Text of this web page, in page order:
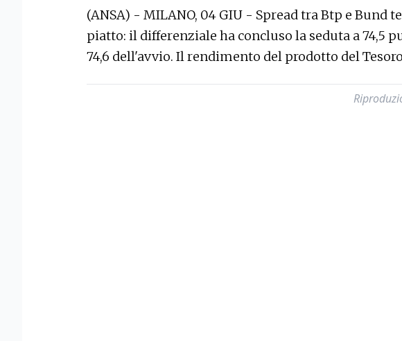
(ANSA) - MILANO, 04 GIU - Spread tra Btp e Bund
piatto: il differenziale ha concluso la seduta a 74,5
74,6 dell'avvio. Il rendimento del prodotto del Tesoro